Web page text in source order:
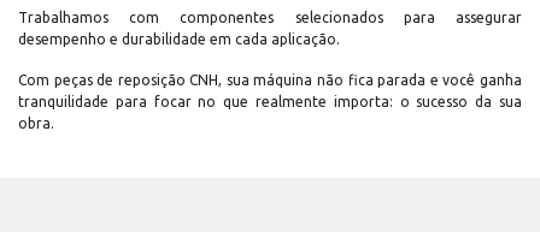
Trabalhamos com componentes selecionados para assegurar
desempenho e durabilidade em cada aplicação.
Com peças de reposição CNH, sua máquina não fica parada e você ganha
tranquilidade para focar no que realmente importa: o sucesso da sua
obra.